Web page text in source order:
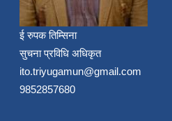
ई रुपक तिम्सिना
सुचना प्रविधि अधिकृत
ito.triyugamun@gmail.com
9852857680